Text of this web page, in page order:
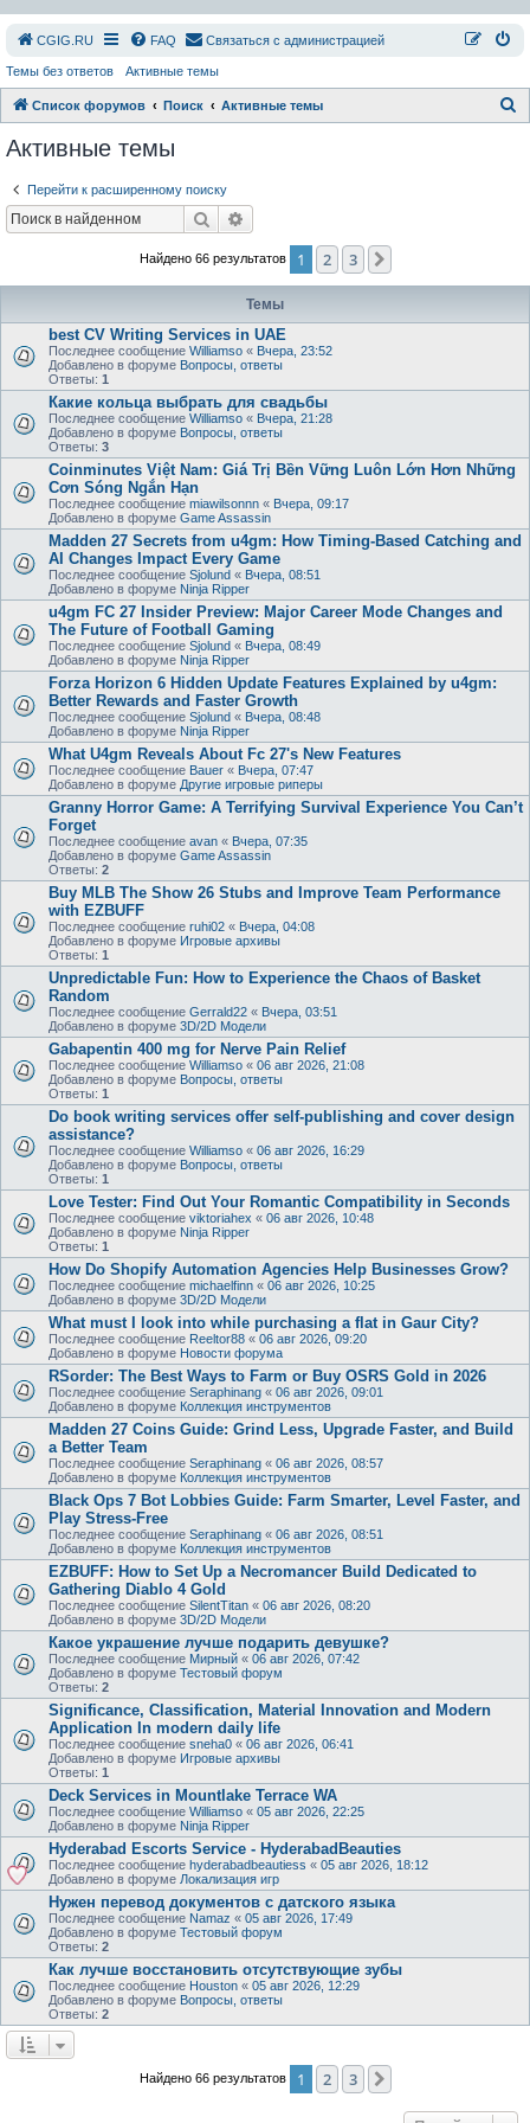
СGIG.RU FAQ Связаться с администрацией
Темы без ответов Активные темы
Список форумов Поиск Активные темы
Активные темы
Перейти к расширенному поиску
Поиск
Найдено 66 результатов 1 2 3
Темы
best CV Writing Services in UAE
Последнее сообщение Williamso « Вчера, 23:52
Добавлено в форуме Вопросы, ответы
Ответы: 1
Какие кольца выбрать для свадьбы
Последнее сообщение Williamso « Вчера, 21:28
Добавлено в форуме Вопросы, ответы
Ответы: 3
Coinminutes Việt Nam: Giá Trị Bền Vững Luôn Lớn Hơn Những
Cơn Sóng Ngắn Hạn
Последнее сообщение miawilsonnn « Вчера, 09:17
Добавлено в форуме Game Assassin
Madden 27 Secrets from u4gm: How Timing-Based Catching and
AI Changes Impact Every Game
Последнее сообщение Sjolund « Вчера, 08:51
Добавлено в форуме Ninja Ripper
u4gm FC 27 Insider Preview: Major Career Mode Changes and
The Future of Football Gaming
Последнее сообщение Sjolund « Вчера, 08:49
Добавлено в форуме Ninja Ripper
Forza Horizon 6 Hidden Update Features Explained by u4gm:
Better Rewards and Faster Growth
Последнее сообщение Sjolund « Вчера, 08:48
Добавлено в форуме Ninja Ripper
What U4gm Reveals About Fc 27's New Features
Последнее сообщение Bauer « Вчера, 07:47
Добавлено в форуме Другие игровые риперы
Granny Horror Game: A Terrifying Survival Experience You Can’t
Forget
Последнее сообщение avan « Вчера, 07:35
Добавлено в форуме Game Assassin
Ответы: 2
Buy MLB The Show 26 Stubs and Improve Team Performance
with EZBUFF
Последнее сообщение ruhi02 « Вчера, 04:08
Добавлено в форуме Игровые архивы
Ответы: 1
Unpredictable Fun: How to Experience the Chaos of Basket
Random
Последнее сообщение Gerrald22 « Вчера, 03:51
Добавлено в форуме 3D/2D Модели
Gabapentin 400 mg for Nerve Pain Relief
Последнее сообщение Williamso « 06 авг 2026, 21:08
Добавлено в форуме Вопросы, ответы
Ответы: 1
Do book writing services offer self-publishing and cover design
assistance?
Последнее сообщение Williamso « 06 авг 2026, 16:29
Добавлено в форуме Вопросы, ответы
Ответы: 1
Love Tester: Find Out Your Romantic Compatibility in Seconds
Последнее сообщение viktoriahex « 06 авг 2026, 10:48
Добавлено в форуме Ninja Ripper
Ответы: 1
How Do Shopify Automation Agencies Help Businesses Grow?
Последнее сообщение michaelfinn « 06 авг 2026, 10:25
Добавлено в форуме 3D/2D Модели
What must I look into while purchasing a flat in Gaur City?
Последнее сообщение Reeltor88 « 06 авг 2026, 09:20
Добавлено в форуме Новости форума
RSorder: The Best Ways to Farm or Buy OSRS Gold in 2026
Последнее сообщение Seraphinang « 06 авг 2026, 09:01
Добавлено в форуме Коллекция инструментов
Madden 27 Coins Guide: Grind Less, Upgrade Faster, and Build
a Better Team
Последнее сообщение Seraphinang « 06 авг 2026, 08:57
Добавлено в форуме Коллекция инструментов
Black Ops 7 Bot Lobbies Guide: Farm Smarter, Level Faster, and
Play Stress-Free
Последнее сообщение Seraphinang « 06 авг 2026, 08:51
Добавлено в форуме Коллекция инструментов
EZBUFF: How to Set Up a Necromancer Build Dedicated to
Gathering Diablo 4 Gold
Последнее сообщение SilentTitan « 06 авг 2026, 08:20
Добавлено в форуме 3D/2D Модели
Какое украшение лучше подарить девушке?
Последнее сообщение Мирный « 06 авг 2026, 07:42
Добавлено в форуме Тестовый форум
Ответы: 2
Significance, Classification, Material Innovation and Modern
Application In modern daily life
Последнее сообщение sneha0 « 06 авг 2026, 06:41
Добавлено в форуме Игровые архивы
Ответы: 1
Deck Services in Mountlake Terrace WA
Последнее сообщение Williamso « 05 авг 2026, 22:25
Добавлено в форуме Ninja Ripper
Hyderabad Escorts Service - HyderabadBeauties
Последнее сообщение hyderabadbeautiess « 05 авг 2026, 18:12
Добавлено в форуме Локализация игр
Нужен перевод документов с датского языка
Последнее сообщение Namaz « 05 авг 2026, 17:49
Добавлено в форуме Тестовый форум
Ответы: 2
Как лучше восстановить отсутствующие зубы
Последнее сообщение Houston « 05 авг 2026, 12:29
Добавлено в форуме Вопросы, ответы
Ответы: 2
Найдено 66 результатов 1 2 3